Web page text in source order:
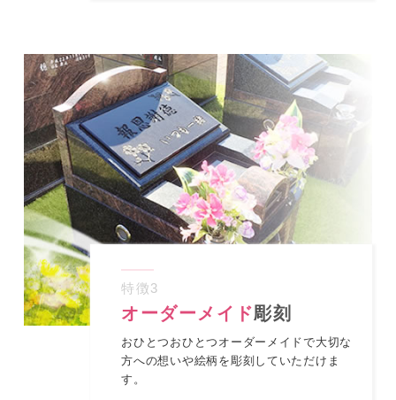
特徴3
オーダーメイド彫刻
おひとつおひとつオーダーメイドで大切な
方への想いや絵柄を彫刻していただけま
す。